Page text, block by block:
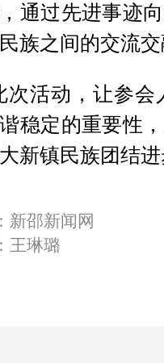
通过先进事迹
族之间的交流
次活动，让参
稳定的重要性
新镇民族团结
新邵新闻网
王琳璐